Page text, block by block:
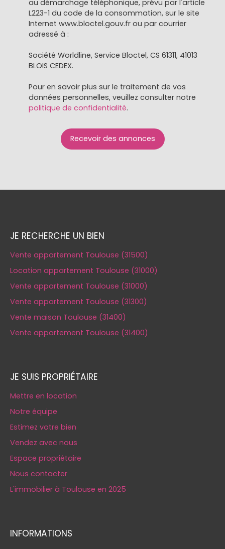
au démarchage téléphonique, prévu par l'article
L223-1 du code de la consommation, sur le site
Internet www.bloctel.gouv.fr ou par courrier
adressé à :
Société Worldline, Service Bloctel, CS 61311, 41013
BLOIS CEDEX.
Pour en savoir plus sur le traitement de vos
données personnelles, veuillez consulter notre
politique de confidentialité.
Recevoir des annonces
JE RECHERCHE UN BIEN
Vente appartement Toulouse (31500)
Location appartement Toulouse (31000)
Vente appartement Toulouse (31000)
Vente appartement Toulouse (31300)
Vente maison Toulouse (31400)
Vente appartement Toulouse (31400)
JE SUIS PROPRIÉTAIRE
Mettre en location
Notre équipe
Estimez votre bien
Vendez avec nous
Espace propriétaire
Nous contacter
L'immobilier à Toulouse en 2025
INFORMATIONS